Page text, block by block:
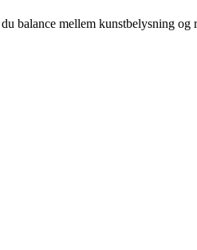
balance mellem kunstbelysning og